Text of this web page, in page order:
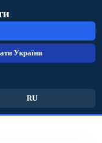
України
RU